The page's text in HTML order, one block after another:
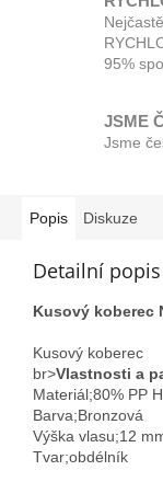
95%
JSME
Jsme
Popis Diskuze
Detailní
Kusový koberec
Kusový koberec
br>Vlastnosti a
Materiál;80% PP
Barva;Bronzová
Výška vlasu;12
Tvar;obdélník